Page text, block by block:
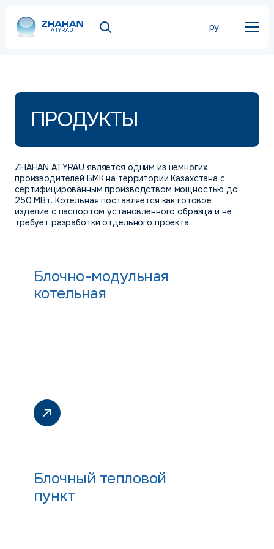
ATYRAU ру
ПРОДУКТЫ
ZHAHAN ATYRAU является одним из немногих
производителей БМК на территории Казахстана с
сертифицированным производством мощностью до
250 МВт. Котельная поставляется как готовое
изделие с паспортом установленного образца и не
требует разработки отдельного проекта.
Блочно-модульная
котельная
Блочный тепловой
пункт